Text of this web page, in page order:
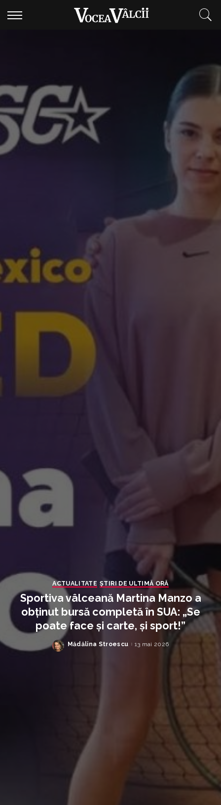
ACTUALITATE ȘTIRI DE ULTIMĂ ORĂ
Sportiva vâlceană Martina Manzo a
obținut bursă completă în SUA: „Se
poate face și carte, și sport!”
Posted
Mădălina Stroescu 13 mai 2026